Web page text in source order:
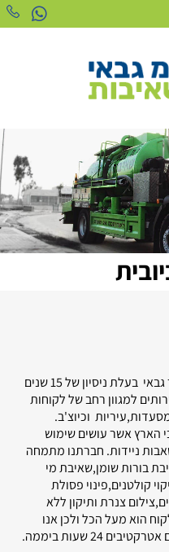
חברת י.מ גבאי שאיבות בניהולו של ניר גבאי בעלת ניסיון של 15 שנים
למגוון רחב של לקוחות
וכיוצ'ב.
הארץ אשר עושים שימוש
ניידות. חברתנו מתמחה
בורות שומן,שאיבת מי
קולטנים,פינוי פסולת
צנרת ותיקון ללא
הוא מעל הכל ולכן אנו
24 שעות ביממה.